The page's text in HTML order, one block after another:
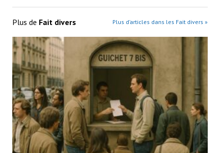
Plus de Fait divers Plus d’articles dans les Fait divers »